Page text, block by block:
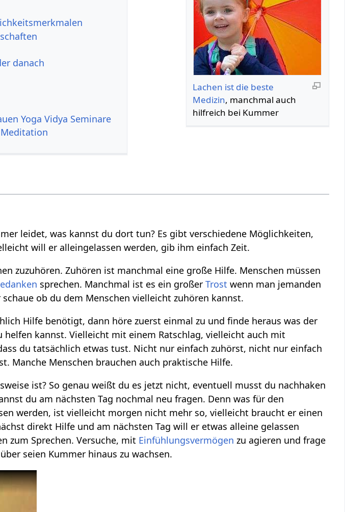
Lachen ist die beste
Medizin, manchmal auch
hilfreich bei Kummer
danach
Yoga Vidya Seminare
leidet, was kannst du dort tun? Es gibt verschiedene Möglichkeiten,
will er alleingelassen werden, gib ihm einfach Zeit.
zuzuhören. Zuhören ist manchmal eine große Hilfe. Menschen müssen
sprechen. Manchmal ist es ein großerTrost wenn man jemanden
ob du dem Menschen vielleicht zuhören kannst.
Hilfe benötigt, dann höre zuerst einmal zu und finde heraus was der
helfen kannst. Vielleicht mit einem Ratschlag, vielleicht auch mit
du tatsächlich etwas tust. Nicht nur einfach zuhörst, nicht nur einfach
Manche Menschen brauchen auch praktische Hilfe.
ist? So genau weißt du es jetzt nicht, eventuell musst du nachhaken
du am nächsten Tag nochmal neu fragen. Denn was für den
werden, ist vielleicht morgen nicht mehr so, vielleicht braucht er einen
direkt Hilfe und am nächsten Tag will er etwas alleine gelassen
zum Sprechen. Versuche, mit Einfühlungsvermögen zu agieren und frage
seien Kummer hinaus zu wachsen.